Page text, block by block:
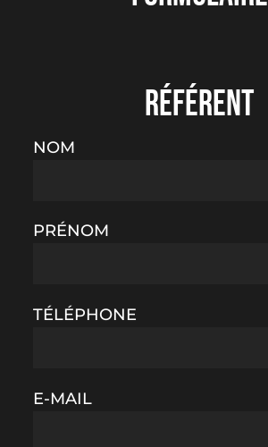
RÉFÉRENT
NOM
PRÉNOM
TÉLÉPHONE
E-MAIL